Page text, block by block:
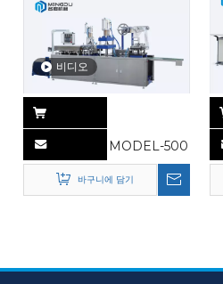
비디오
MODEL-500
바구니에 담기